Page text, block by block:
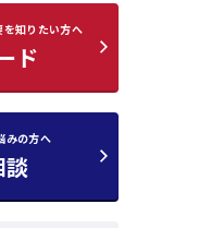
市場動向につい
キング・料金・
知りたい方へ
ド
みの方へ